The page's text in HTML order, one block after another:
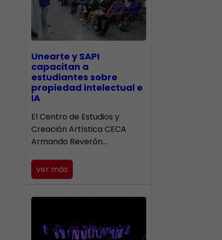
Unearte y SAPI
capacitan a
estudiantes sobre
propiedad intelectual e
IA
El Centro de Estudios y
Creación Artística CECA
Armando Reverón…
ver más